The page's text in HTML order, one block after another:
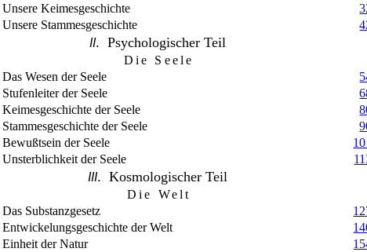
Unsere Keimesgeschichte
Unsere Stammesgeschichte
II. Psychologischer Teil
Die Seele
Das Wesen der Seele
Stufenleiter der Seele
Keimesgeschichte der Seele
Stammesgeschichte der Seele
Bewußtsein der Seele
Unsterblichkeit der Seele
III. Kosmologischer Teil
Die Welt
Das Substanzgesetz
Entwickelungsgeschichte der Welt
Einheit der Natur